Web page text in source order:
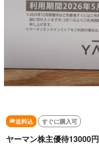
送料込 すぐに購入可
ヤーマン株主優待13000円